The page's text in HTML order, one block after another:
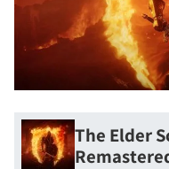
The Elder